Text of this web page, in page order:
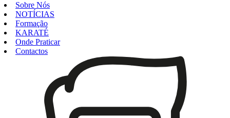
Sobre Nós
NOTÍCIAS
Formação
KARATÉ
Onde Praticar
Contactos